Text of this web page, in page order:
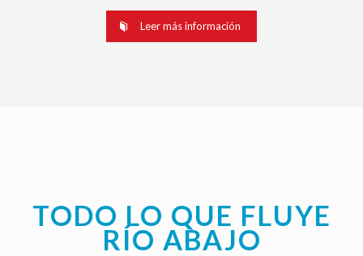
Leer más información
TODO LO QUE FLUYE
RÍO ABAJO